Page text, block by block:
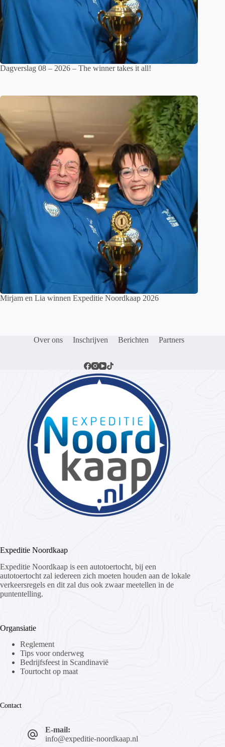
Dagverslag 08 – 2026 – The winner takes it all!
Mirjam en Lia winnen Expeditie Noordkaap 2026
Over ons Inschrijven Berichten Partners
Expeditie Noordkaap
Expeditie Noordkaap is een autotoertocht, bij een
autotoertocht zal iedereen zich moeten houden aan de lokale
verkeersregels en dit zal dus ook zwaar meetellen in de
puntentelling.
Organsiatie
Reglement
Tips voor onderweg
Bedrijfsfeest in Scandinavië
Tourtocht op maat
Contact
E-mail:
info@expeditie-noordkaap.nl